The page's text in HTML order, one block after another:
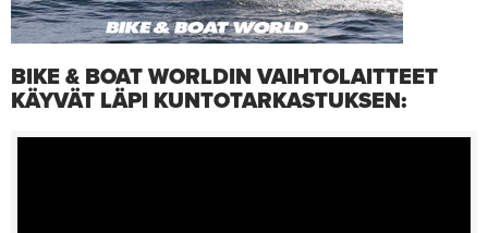
BIKE & BOAT WORLDIN VAIHTOLAITTEET
KÄYVÄT LÄPI KUNTOTARKASTUKSEN: